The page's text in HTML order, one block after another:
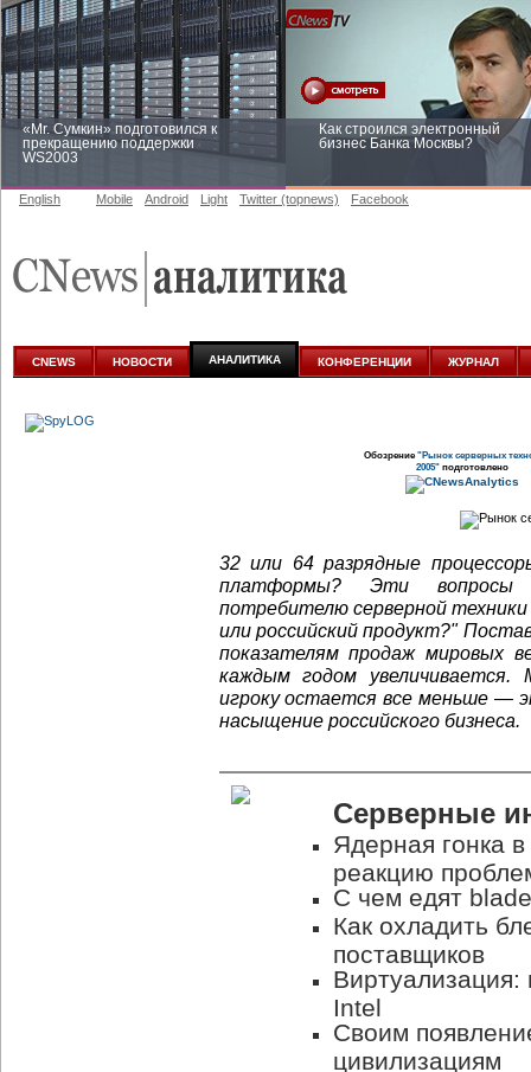
«Mr. Сумкин» подготовился к
прекращению поддержки
WS2003
Как строился электронный
бизнес Банка Москвы?
аналитике
English Mobile Android Light Twitter (topnews) Facebook
CNEWS НОВОСТИ АНАЛИТИКА КОНФЕРЕНЦИИ ЖУРНАЛ
Обозрение"Рынок серверных
2005" подготовлено
32 или 64 разрядные
платформы? Эти вопросы
потребителю серверной
или российский продукт?"
показателям продаж мировых
каждым годом
игроку остается все меньше —
насыщение российского бизнеса.
Серверные
Ядерная гонка
реакцию
С чем едят
Как охладить
поставщиков
Intel
Своим
цивилизациям